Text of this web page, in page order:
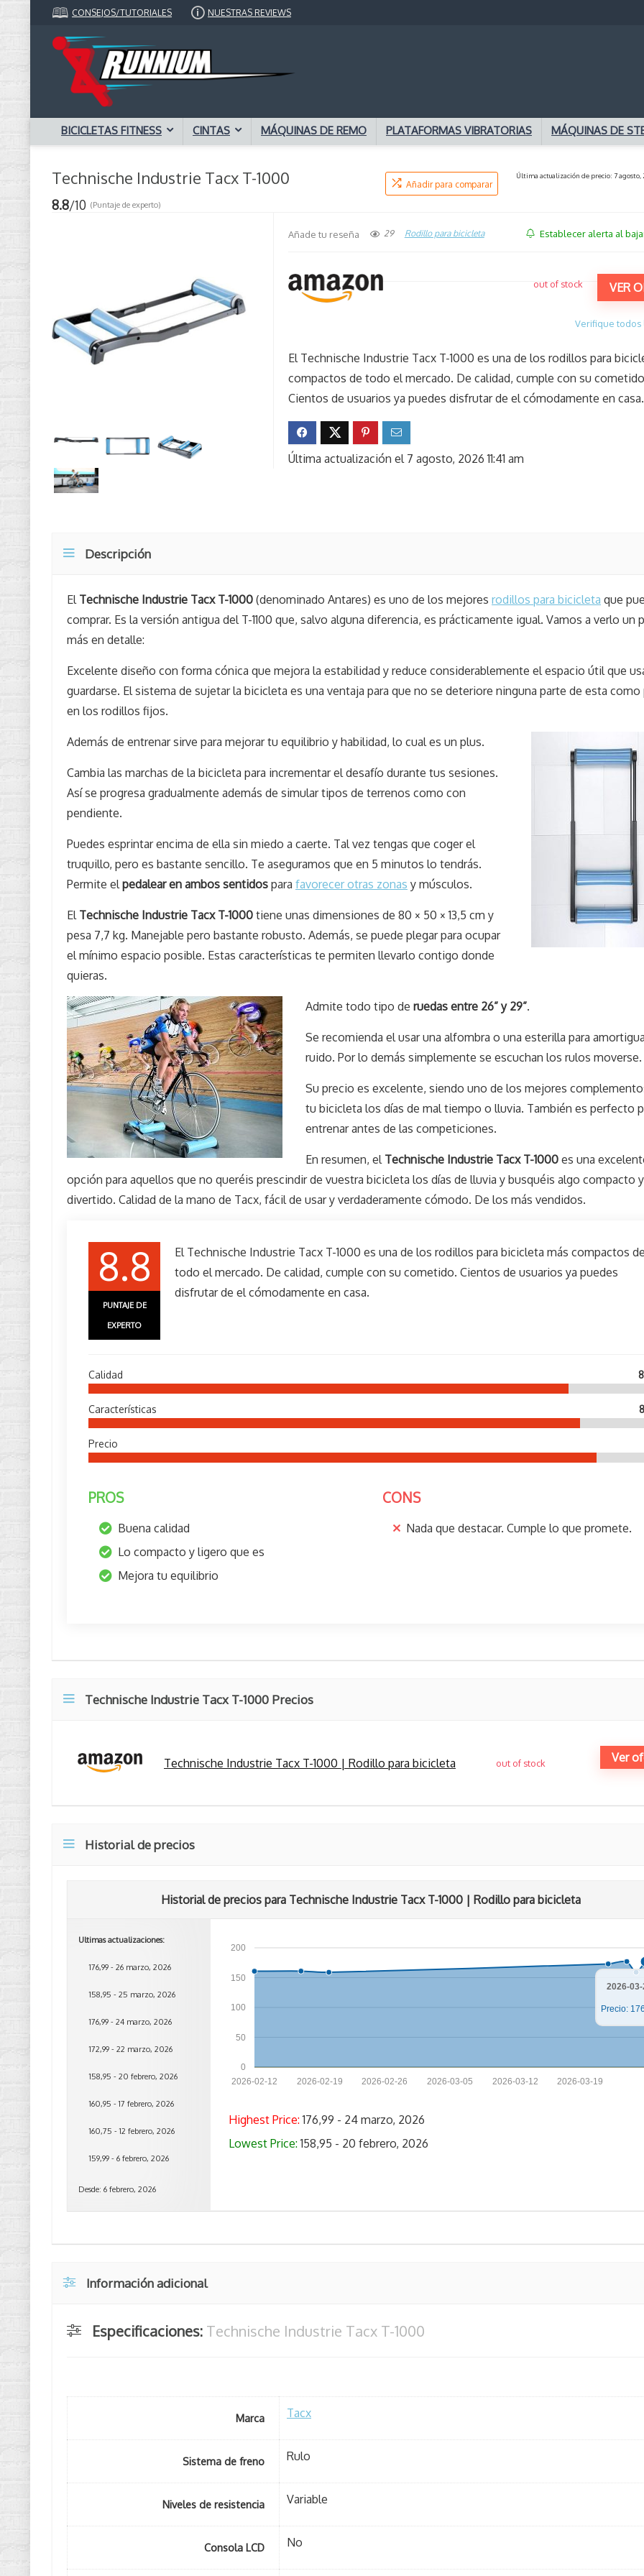
CONSEJOS/TUTORIALES NUESTRAS REVIEWS
BICICLETAS FITNESS CINTAS MÁQUINAS DE REMO PLATAFORMAS VIBRATORIAS MÁQUINAS DE
Última actualización de precio: 7 agosto,
Technische Industrie Tacx T-1000
8.8/10 (Puntaje de experto)
Añadir para comparar
Añade tu reseña 29 Rodillo para bicicleta Establecer alerta al
VER
out of stock
Verifique todos
El Technische Industrie Tacx T-1000 es una de los rodillos para
compactos de todo el mercado. De calidad, cumple con su
Cientos de usuarios ya puedes disfrutar de el cómodamente en casa.
Última actualización el 7 agosto, 2026 11:41 am
Descripción
El Technische Industrie Tacx T-1000 (denominado Antares) es uno de los mejores rodillos para bicicleta que
comprar. Es la versión antigua del T-1100 que, salvo alguna diferencia, es prácticamente igual. Vamos a verlo un
más en detalle:
Excelente diseño con forma cónica que mejora la estabilidad y reduce considerablemente el espacio útil que
guardarse. El sistema de sujetar la bicicleta es una ventaja para que no se deteriore ninguna parte de esta como
en los rodillos fijos.
Además de entrenar sirve para mejorar tu equilibrio y habilidad, lo cual es un plus.
Cambia las marchas de la bicicleta para incrementar el desafío durante tus sesiones.
Así se progresa gradualmente además de simular tipos de terrenos como con
pendiente.
Puedes esprintar encima de ella sin miedo a caerte. Tal vez tengas que coger el
truquillo, pero es bastante sencillo. Te aseguramos que en 5 minutos lo tendrás.
Permite elpedalear en ambos sentidos para favorecer otras zonas y músculos.
El Technische Industrie Tacx T-1000 tiene unas dimensiones de 80 × 50 × 13,5 cm y
pesa 7,7 kg. Manejable pero bastante robusto. Además, se puede plegar para ocupar
el mínimo espacio posible. Estas características te permiten llevarlo contigo donde
quieras.
Admite todo tipo de ruedas entre 26” y 29”.
Se recomienda el usar una alfombra o una esterilla para
ruido. Por lo demás simplemente se escuchan los rulos moverse.
Su precio es excelente, siendo uno de los mejores
tu bicicleta los días de mal tiempo o lluvia. También es perfecto
entrenar antes de las competiciones.
En resumen, el Technische Industrie Tacx T-1000 es una
opción para aquellos que no queréis prescindir de vuestra bicicleta los días de lluvia y busquéis algo compacto y
divertido. Calidad de la mano de Tacx, fácil de usar y verdaderamente cómodo. De los más vendidos.
8.8
PUNTAJE DE
EXPERTO
El Technische Industrie Tacx T-1000 es una de los rodillos para bicicleta más compactos
todo el mercado. De calidad, cumple con su cometido. Cientos de usuarios ya puedes
disfrutar de el cómodamente en casa.
Calidad
Características
Precio
PROS
Buena calidad
Lo compacto y ligero que es
Mejora tu equilibrio
CONS
Nada que destacar. Cumple lo que promete.
Technische Industrie Tacx T-1000 Precios
Technische Industrie Tacx T-1000 | Rodillo para bicicleta out of stock Ver
Historial de precios
Historial de precios para Technische Industrie Tacx T-1000 | Rodillo para bicicleta
Ultimas actualizaciones:
176,99 - 26 marzo, 2026
158,95 - 25 marzo, 2026
176,99 - 24 marzo, 2026
172,99 - 22 marzo, 2026
158,95 - 20 febrero, 2026
160,95 - 17 febrero, 2026
160,75 - 12 febrero, 2026
159,99 - 6 febrero, 2026
Desde: 6 febrero, 2026
0
50
100
150
200
2026-03-19
2026-03-12
2026-03-05
2026-02-26
2026-02-19
2026-02-12
2026-03-
Precio:
Highest Price:176,99 - 24 marzo, 2026
Lowest Price:158,95 - 20 febrero, 2026
Información adicional
Especificaciones: Technische Industrie Tacx T-1000
Marca Tacx
Sistema de freno Rulo
Niveles de resistencia Variable
Consola LCD No